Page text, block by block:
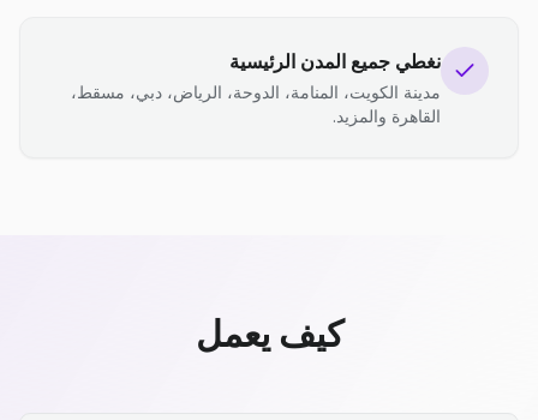
نغطي جميع المدن الرئيسية
مدينة الكويت، المنامة، الدوحة، الرياض، دبي، مسقط،
القاهرة والمزيد.
كيف يعمل